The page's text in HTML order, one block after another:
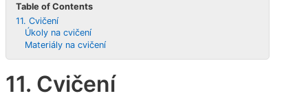
Table of Contents
11. Cvičení
Úkoly na cvičení
Materiály na cvičení
11. Cvičení